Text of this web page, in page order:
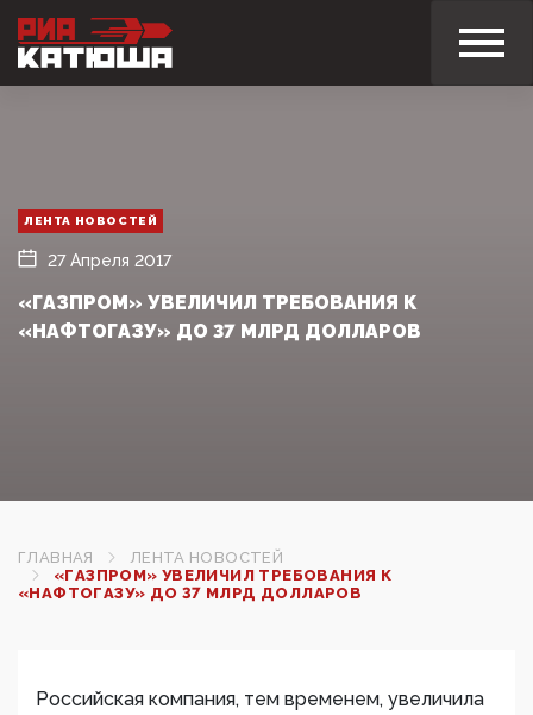
ЛЕНТА НОВОСТЕЙ
27 Апреля 2017
«ГАЗПРОМ» УВЕЛИЧИЛ ТРЕБОВАНИЯ К
«НАФТОГАЗУ» ДО 37 МЛРД ДОЛЛАРОВ‍
ГЛАВНАЯ
ЛЕНТА НОВОСТЕЙ
«ГАЗПРОМ» УВЕЛИЧИЛ ТРЕБОВАНИЯ К
«НАФТОГАЗУ» ДО 37 МЛРД ДОЛЛАРОВ‍
Российская компания, тем временем, увеличила